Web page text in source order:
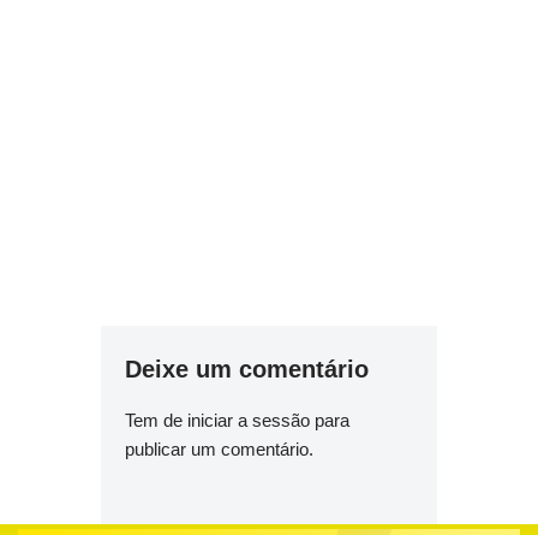
Deixe um comentário
Tem de iniciar a sessão para
publicar um comentário.